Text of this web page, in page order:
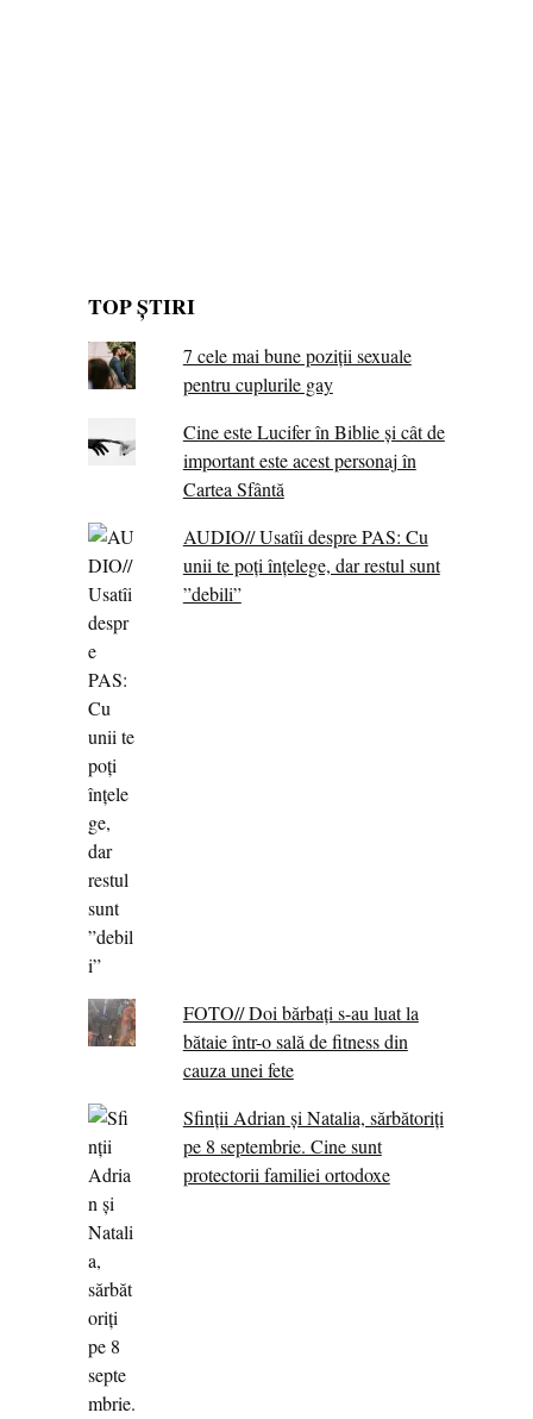
TOP ȘTIRI
7 cele mai bune poziții sexuale
pentru cuplurile gay
Cine este Lucifer în Biblie și cât de
important este acest personaj în
Cartea Sfântă
AUDIO// Usatîi despre PAS: Cu
unii te poți înțelege, dar restul sunt
”debili”
FOTO// Doi bărbați s-au luat la
bătaie într-o sală de fitness din
cauza unei fete
Sfinții Adrian și Natalia, sărbătoriți
pe 8 septembrie. Cine sunt
protectorii familiei ortodoxe